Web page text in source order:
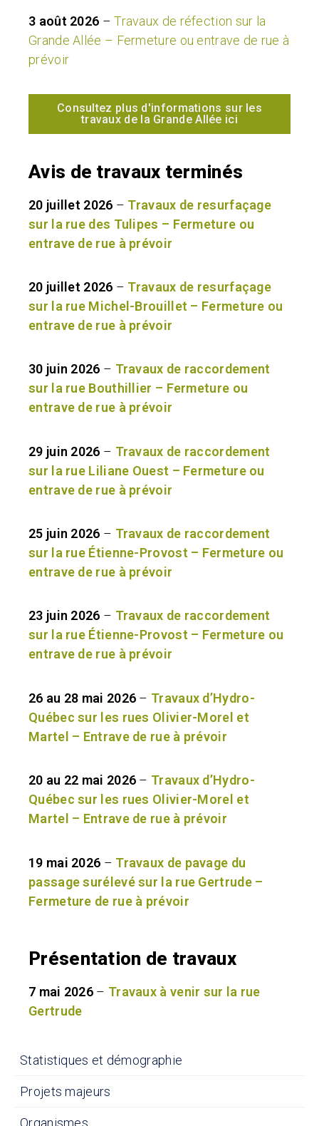
3 août 2026 –Travaux de réfection sur la
Grande Allée – Fermeture ou entrave de rue à
prévoir
Consultez plus d'informations sur les
travaux de la Grande Allée ici
Avis de travaux terminés
20 juillet 2026 – Travaux de resurfaçage
sur la rue des Tulipes – Fermeture ou
entrave de rue à prévoir
20 juillet 2026 – Travaux de resurfaçage
sur la rue Michel-Brouillet – Fermeture ou
entrave de rue à prévoir
30 juin 2026 – Travaux de raccordement
sur la rue Bouthillier – Fermeture ou
entrave de rue à prévoir
29 juin 2026 – Travaux de raccordement
sur la rue Liliane Ouest – Fermeture ou
entrave de rue à prévoir
25 juin 2026 – Travaux de raccordement
sur la rue Étienne-Provost – Fermeture ou
entrave de rue à prévoir
23 juin 2026 – Travaux de raccordement
sur la rue Étienne-Provost – Fermeture ou
entrave de rue à prévoir
26 au 28 mai 2026 – Travaux d’Hydro-
Québec sur les rues Olivier-Morel et
Martel – Entrave de rue à prévoir
20 au 22 mai 2026 – Travaux d’Hydro-
Québec sur les rues Olivier-Morel et
Martel – Entrave de rue à prévoir
19 mai 2026 – Travaux de pavage du
passage surélevé sur la rue Gertrude –
Fermeture de rue à prévoir
Présentation de travaux
7 mai 2026 – Travaux à venir sur la rue
Gertrude
Statistiques et démographie
Projets majeurs